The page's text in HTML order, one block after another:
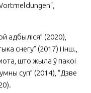
адбыліся” (2020),
снегу” (2017) і інш.,
што жыла ў пакоі
суп” (2014), “Дзве